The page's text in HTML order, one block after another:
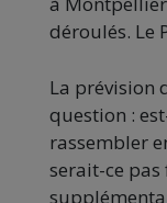
déroulés. Le
La prévision
question :
rassembler
serait-ce